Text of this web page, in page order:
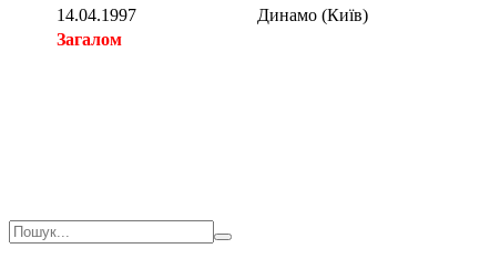
14.04.1997
Динамо (Київ)
Загалом